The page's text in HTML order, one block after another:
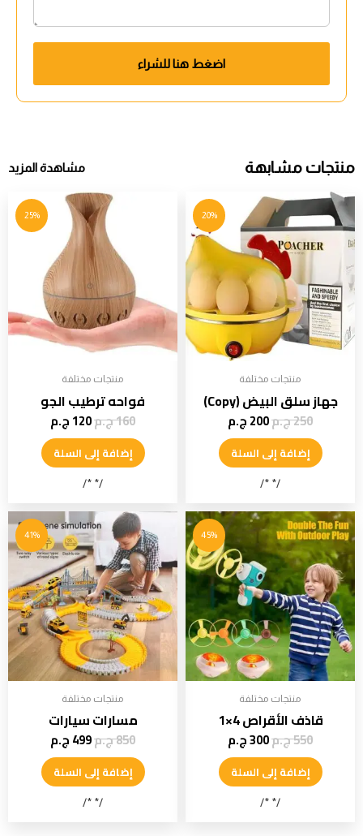
اضغط هنا للشراء
منتجات مشابهة مشاهدة المزيد
20%
منتجات مختلفة
جهاز سلق البيض (Copy)
250ج.م200ج.م
إضافة إلى السلة
/* */
25%
منتجات مختلفة
فواحه ترطيب الجو
160ج.م120ج.م
إضافة إلى السلة
/* */
45%
منتجات مختلفة
قاذف الأقراص 4×1
550ج.م300ج.م
إضافة إلى السلة
/* */
41%
منتجات مختلفة
مسارات سيارات
850ج.م499ج.م
إضافة إلى السلة
/* */